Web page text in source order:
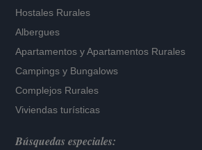
Hostales Rurales
Albergues
Apartamentos yApartamentos Rurales
Campings y Bungalows
Complejos Rurales
Viviendas turísticas
Búsquedas especiales: